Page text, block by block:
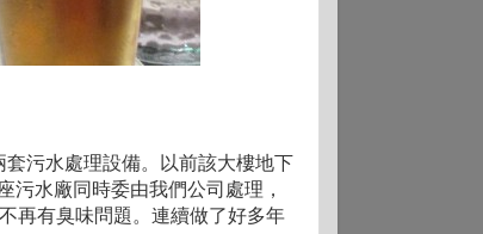
套污水處理設備。
以前該大樓地下
污水廠同時委由我們公司處理 ，
再有臭味問題 。 連續做了好多年